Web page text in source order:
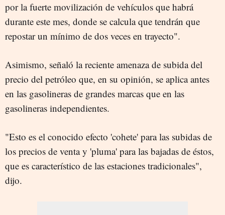
por la fuerte movilización de vehículos que habrá
durante este mes, donde se calcula que tendrán que
repostar un mínimo de dos veces en trayecto".
Asimismo, señaló la reciente amenaza de subida del
precio del petróleo que, en su opinión, se aplica antes
en las gasolineras de grandes marcas que en las
gasolineras independientes.
"Esto es el conocido efecto 'cohete' para las subidas de
los precios de venta y 'pluma' para las bajadas de éstos,
que es característico de las estaciones tradicionales",
dijo.